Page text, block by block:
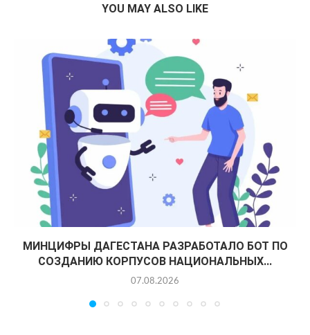
YOU MAY ALSO LIKE
МИНЦИФРЫ ДАГЕСТАНА РАЗРАБОТАЛО БОТ ПО
СОЗДАНИЮ КОРПУСОВ НАЦИОНАЛЬНЫХ...
07.08.2026